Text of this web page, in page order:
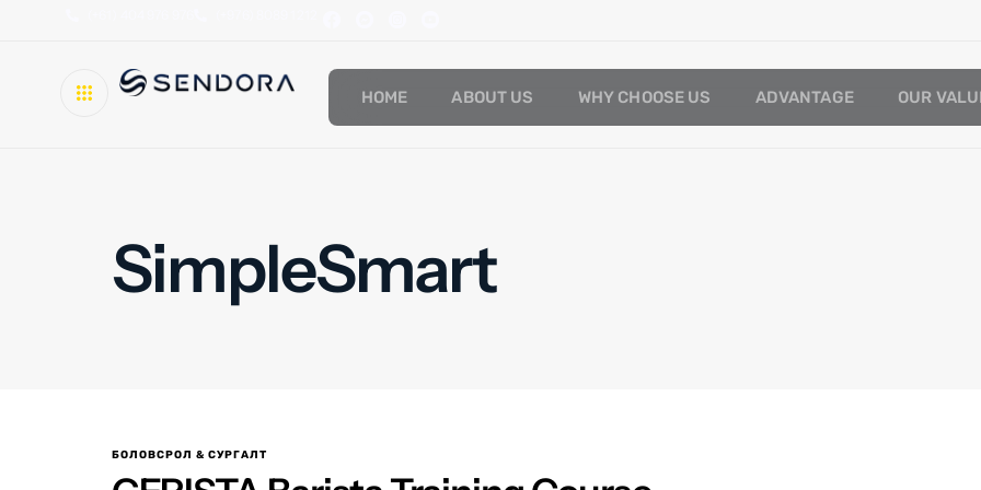
HOME ABOUT US WHY CHOOSE US ADVANTAGE OUR
SimpleSmart
БОЛОВСРОЛ & СУРГАЛТ